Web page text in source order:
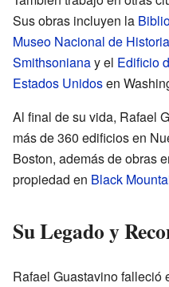
Sus obras incluyen la
Museo Nacional de
Smithsonianay el Edificio
Estados Unidosen
Al final de su vida, Rafael
más de 360 edificios en
Boston, además de obras
propiedad en Black
Su Legado y
Rafael Guastavino falleció